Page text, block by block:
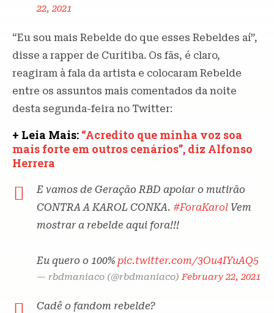
22, 2021
“Eu sou mais Rebelde do que esses Rebeldes aí”,
disse a rapper de Curitiba. Os fãs, é claro,
reagiram à fala da artista e colocaram Rebelde
entre os assuntos mais comentados da noite
desta segunda-feira no Twitter:
+ Leia Mais: “Acredito que minha voz soa
mais forte em outros cenários”, diz Alfonso
Herrera
E vamos de Geração RBD apoiar o mutirão
CONTRA A KAROL CONKA. #ForaKarol Vem
mostrar a rebelde aqui fora!!!
Eu quero o 100% pic.twitter.com/3Ou4IYuAQ5
— rbdmaniaco (@rbdmaniaco)February 22, 2021
Cadê o fandom rebelde?